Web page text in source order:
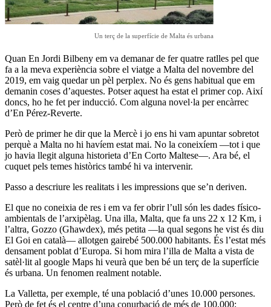
Un terç de la superfície de Malta és urbana
Quan En Jordi Bilbeny em va demanar de fer quatre ratlles pel que
fa a la meva experiència sobre el viatge a Malta del novembre del
2019, em vaig quedar un pèl perplex. No és gens habitual que em
demanin coses d’aquestes. Potser aquest ha estat el primer cop. Així
doncs, ho he fet per inducció. Com alguna novel·la per encàrrec
d’En Pérez-Reverte.
Però de primer he dir que la Mercè i jo ens hi vam apuntar sobretot
perquè a Malta no hi havíem estat mai. No la coneixíem —tot i que
jo havia llegit alguna historieta d’En Corto Maltese—. Ara bé, el
cuquet pels temes històrics també hi va intervenir.
Passo a descriure les realitats i les impressions que se’n deriven.
El que no coneixia de res i em va fer obrir l’ull són les dades físico-
ambientals de l’arxipèlag. Una illa, Malta, que fa uns 22 x 12 Km, i
l’altra, Gozzo (Għawdex), més petita —la qual segons he vist és diu
El Goi en català— allotgen gairebé 500.000 habitants. És l’estat més
densament poblat d’Europa. Si hom mira l’illa de Malta a vista de
satèl·lit al google Maps hi veurà que ben bé un terç de la superfície
és urbana. Un fenomen realment notable.
La Valletta, per exemple, té una població d’unes 10.000 persones.
Però de fet és el centre d’una conurbació de més de 100.000: